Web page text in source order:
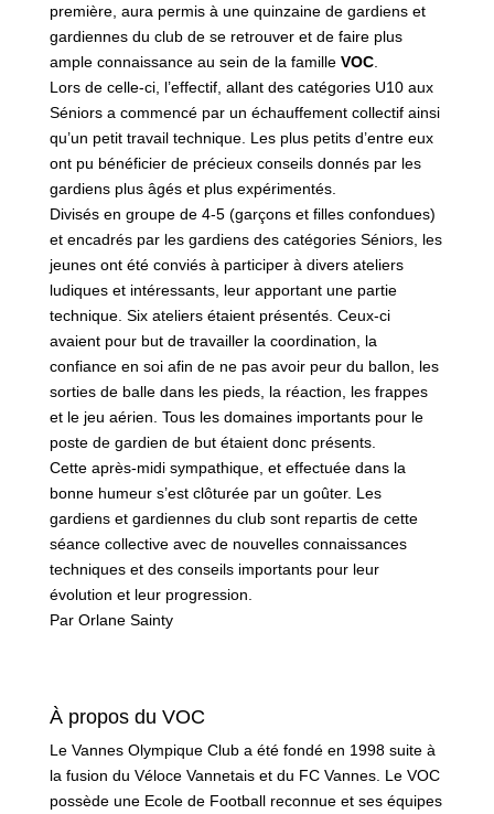
première, aura permis à une quinzaine de gardiens et
gardiennes du club de se retrouver et de faire plus
ample connaissance au sein de la famille VOC.
Lors de celle-ci, l’effectif, allant des catégories U10 aux
Séniors a commencé par un échauffement collectif ainsi
qu’un petit travail technique. Les plus petits d’entre eux
ont pu bénéficier de précieux conseils donnés par les
gardiens plus âgés et plus expérimentés.
Divisés en groupe de 4-5 (garçons et filles confondues)
et encadrés par les gardiens des catégories Séniors, les
jeunes ont été conviés à participer à divers ateliers
ludiques et intéressants, leur apportant une partie
technique. Six ateliers étaient présentés. Ceux-ci
avaient pour but de travailler la coordination, la
confiance en soi afin de ne pas avoir peur du ballon, les
sorties de balle dans les pieds, la réaction, les frappes
et le jeu aérien. Tous les domaines importants pour le
poste de gardien de but étaient donc présents.
Cette après-midi sympathique, et effectuée dans la
bonne humeur s’est clôturée par un goûter. Les
gardiens et gardiennes du club sont repartis de cette
séance collective avec de nouvelles connaissances
techniques et des conseils importants pour leur
évolution et leur progression.
Par Orlane Sainty
À propos du VOC
Le Vannes Olympique Club a été fondé en 1998 suite à
la fusion du Véloce Vannetais et du FC Vannes. Le VOC
possède une Ecole de Football reconnue et ses équipes